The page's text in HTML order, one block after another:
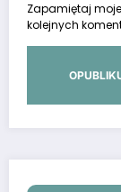
Zapamiętaj
kolejnych